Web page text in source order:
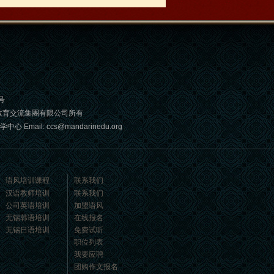
交流集團有限公司所有
中心 Email: ccs@mandarinedu.org
语风培训课程
汉语教师培训
公司英语培训
无锡韩语培训
无锡日语培训
联系我们
联系我们
加盟语风
在线报名
免费试听
职位列表
我要应聘
团购作文报名